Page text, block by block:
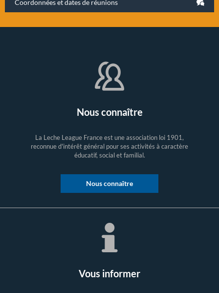
Coordonnées et dates de réunions
Nous connaître
La Leche League France est une association loi 1901,
reconnue d'intérêt général pour ses activités à caractère
éducatif, social et familial.
Nous connaître
Vous informer